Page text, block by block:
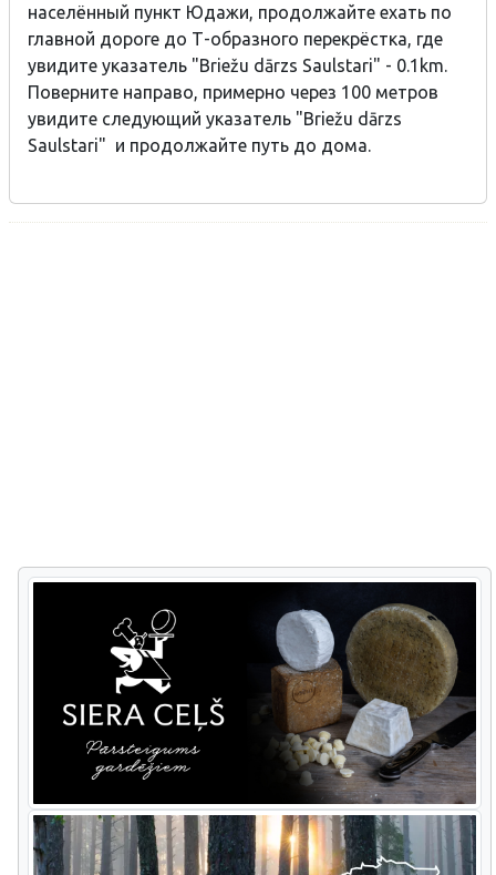
населённый пункт Юдажи, продолжайте ехать по
главной дороге до Т-образного перекрёстка, где
увидите указатель "Briežu dārzs Saulstari" - 0.1km.
Поверните направо, примерно через 100 метров
увидите следующий указатель "Briežu dārzs
Saulstari" и продолжайте путь до дома.